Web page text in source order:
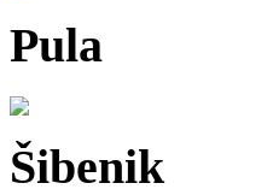
Pula
Šibenik